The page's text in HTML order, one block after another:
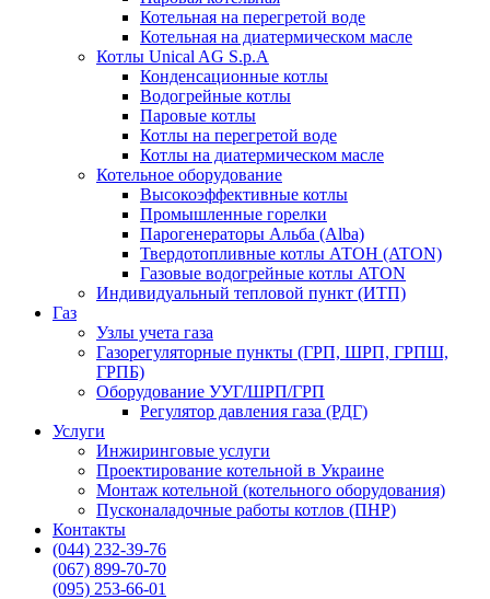
Котельная на перегретой воде
Котельная на диатермическом масле
Котлы Unical AG S.p.A
Конденсационные котлы
Водогрейные котлы
Паровые котлы
Котлы на перегретой воде
Котлы на диатермическом масле
Котельное оборудование
Высокоэффективные котлы
Промышленные горелки
Парогенераторы Альба (Alba)
Твердотопливные котлы АТОН (ATON)
Газовые водогрейные котлы ATON
Индивидуальный тепловой пункт (ИТП)
Газ
Узлы учета газа
Газорегуляторные пункты (ГРП, ШРП, ГРПШ,
ГРПБ)
Оборудование УУГ/ШРП/ГРП
Регулятор давления газа (РДГ)
Услуги
Инжиринговые услуги
Проектирование котельной в Украине
Монтаж котельной (котельного оборудования)
Пусконаладочные работы котлов (ПНР)
Контакты
(044) 232-39-76
(067) 899-70-70
(095) 253-66-01